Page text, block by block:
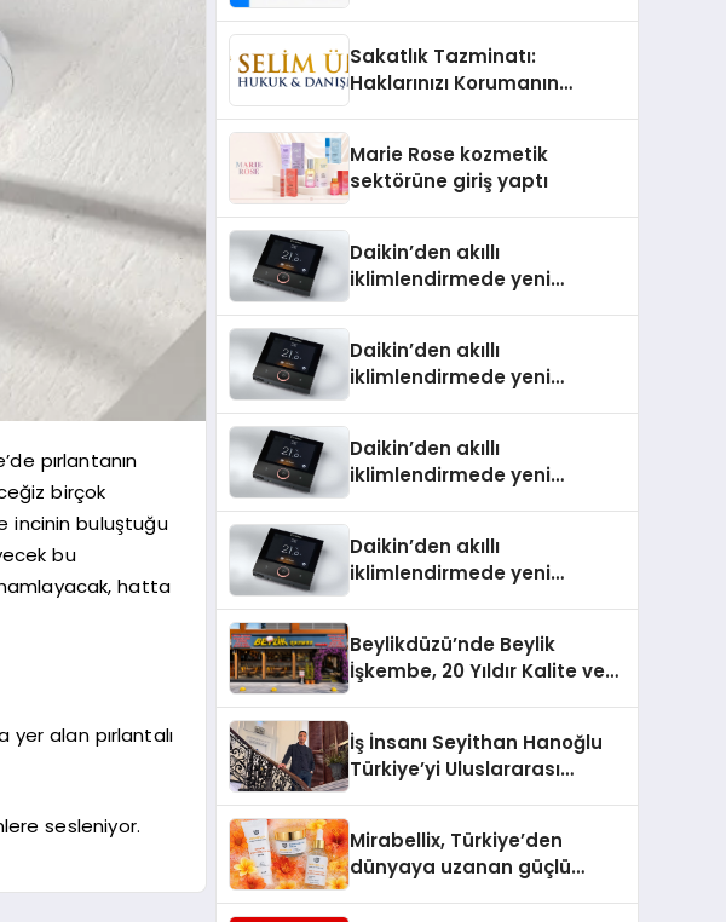
pırlantanın
birçok
incinin buluştuğu
bu
hatta
yer alan pırlantalı
sesleniyor.
Aldı
Sakatlık Tazminatı:
Haklarınızı Korumanın
Marie Rose kozmetik
sektörüne giriş yaptı
Daikin’den akıllı
iklimlendirmede yeni
Daikin’den akıllı
iklimlendirmede yeni
Daikin’den akıllı
iklimlendirmede yeni
Daikin’den akıllı
iklimlendirmede yeni
Beylikdüzü’nde Beylik
İşkembe, 20 Yıldır Kalite ve
İş İnsanı Seyithan Hanoğlu
Türkiye’yi Uluslararası
Mirabellix, Türkiye’den
dünyaya uzanan güçlü